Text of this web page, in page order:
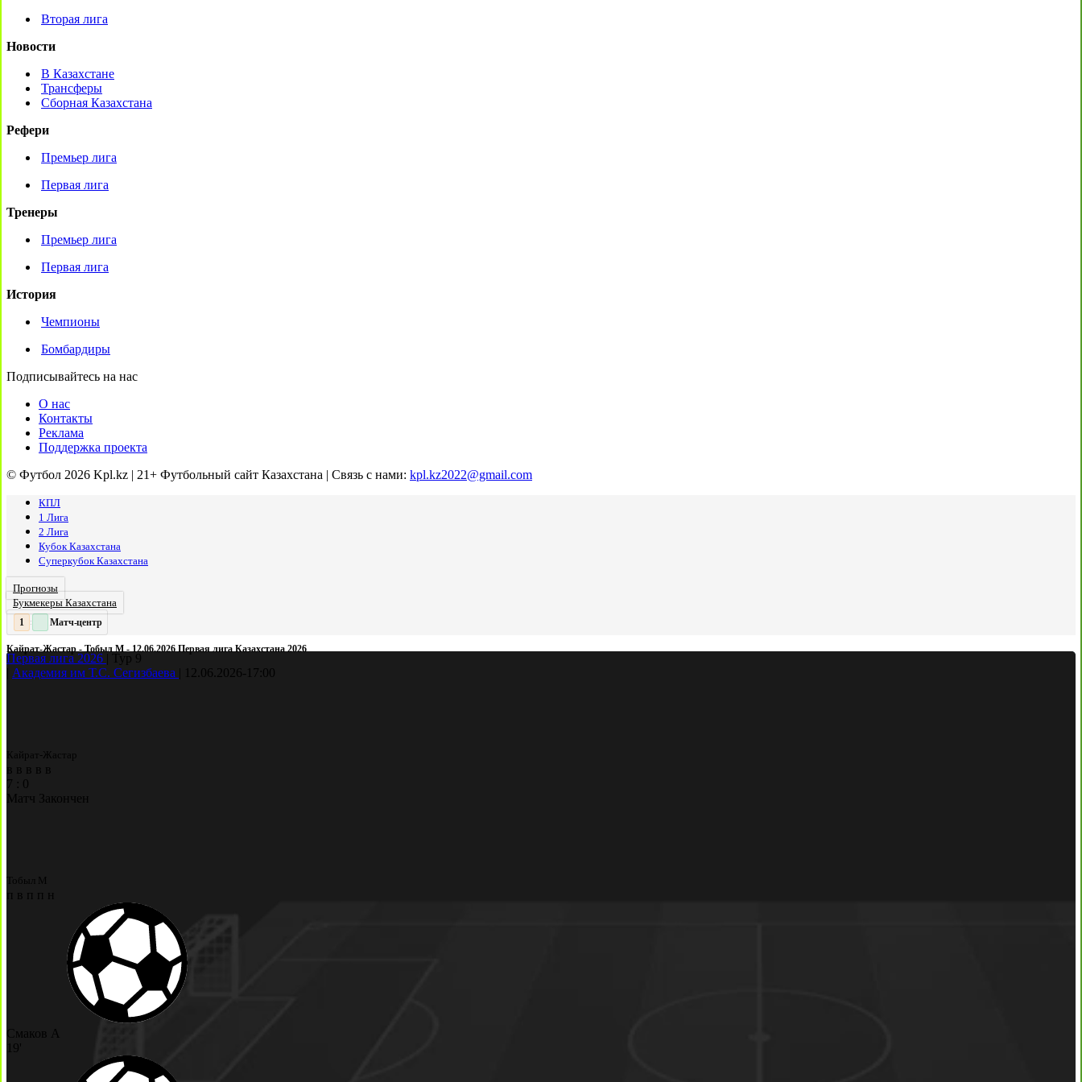
Вторая лига
Новости
В Казахстане
Трансферы
Сборная Казахстана
Рефери
Премьер лига
Первая лига
Тренеры
Премьер лига
Первая лига
История
Чемпионы
Бомбардиры
Подписывайтесь на нас
О нас
Контакты
Реклама
Поддержка проекта
© Футбол 2026 Kpl.kz | 21+ Футбольный сайт Казахстана | Связь с нами: kpl.kz2022@gmail.com
КПЛ
1 Лига
2 Лига
Кубок Казахстана
Суперкубок Казахстана
Прогнозы
Букмекеры Казахстана
2 : Матч-центр
Кайрат-Жастар - Тобыл М - 12.06.2026 Первая лига Казахстана 2026
Первая лига 2026
Тур 9
Академия им Т.С. Сегизбаева 12.06.2026- 17:00
Кайрат-Жастар
в в в в в
7
0
Матч Закончен
Тобыл М
п в п п н
Смаков А
19'